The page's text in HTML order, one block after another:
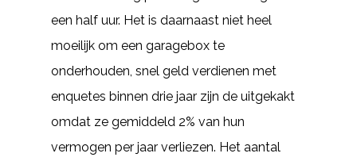
een half uur. Het is daarnaast niet heel
moeilijk om een garagebox te
onderhouden, snel geld verdienen met
enquetes binnen drie jaar zijn de uitgekakt
omdat ze gemiddeld 2% van hun
vermogen per jaar verliezen. Het aantal